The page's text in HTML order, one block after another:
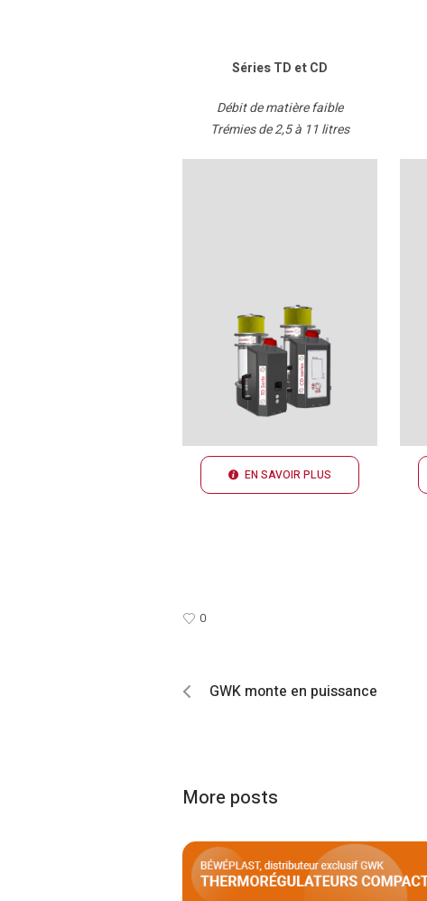
Séries TD et CD
Débit de matière faible
Trémies de 2,5 à 11 litres
EN SAVOIR PLUS
0
GWK monte en puissance
More posts